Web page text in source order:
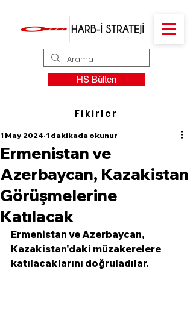
HS Bülten
Fikirler
Ermenistan ve
Azerbaycan, Kazakistan
Görüşmelerine
Katılacak
1 May 2024 1 dakikada okunur
Ermenistan ve Azerbaycan,
Kazakistan'daki müzakerelere
katılacaklarını doğruladılar.